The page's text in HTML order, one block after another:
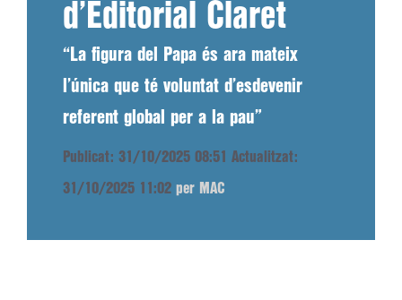
d’Editorial Claret
“La figura del Papa és ara mateix
l’única que té voluntat d’esdevenir
referent global per a la pau”
Publicat: 31/10/2025 08:51 Actualitzat:
31/10/2025 11:02 per MAC